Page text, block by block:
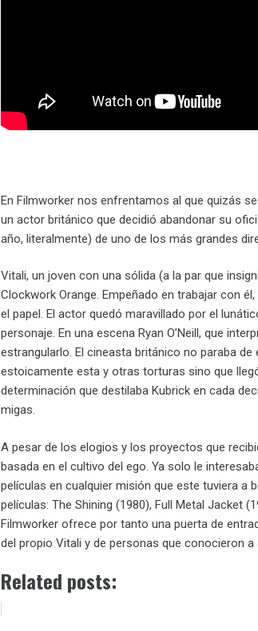
En Filmworker nos enfrentamos al que quizás
un actor británico que decidió abandonar su
año, literalmente) de uno de los más grandes
Vitali, un joven con una sólida (a la par que
Clockwork Orange. Empeñado en trabajar con
el papel. El actor quedó maravillado por el
personaje. En una escena Ryan O’Neill, que
estrangularlo. El cineasta británico no paraba
estoicamente esta y otras torturas sino que
determinación que destilaba Kubrick en cada
migas.
A pesar de los elogios y los proyectos que
basada en el cultivo del ego. Ya solo le
películas en cualquier misión que este tuviera a
películas: The Shining (1980), Full Metal Jacket
Filmworker ofrece por tanto una puerta de
del propio Vitali y de personas que conocieron a
Related posts: